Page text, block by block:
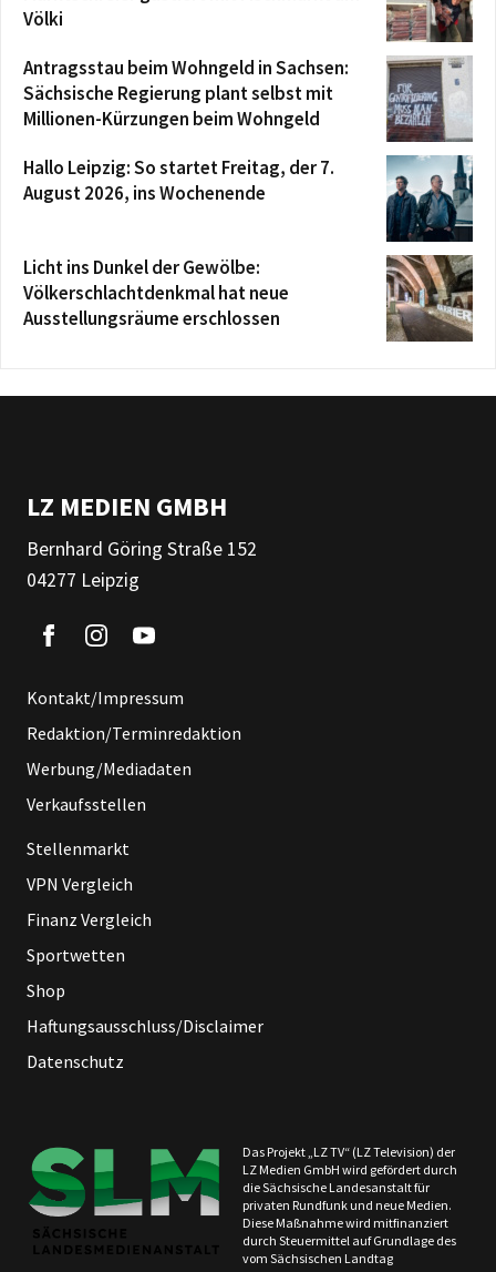
Völki
Antragsstau beim Wohngeld in Sachsen:
Sächsische Regierung plant selbst mit
Millionen-Kürzungen beim Wohngeld
Hallo Leipzig: So startet Freitag, der 7.
August 2026, ins Wochenende
Licht ins Dunkel der Gewölbe:
Völkerschlachtdenkmal hat neue
Ausstellungsräume erschlossen
LZ MEDIEN GMBH
Bernhard Göring Straße 152
04277 Leipzig
Kontakt/Impressum
Redaktion/Terminredaktion
Werbung/Mediadaten
Verkaufsstellen
Stellenmarkt
VPN Vergleich
Finanz Vergleich
Sportwetten
Shop
Haftungsausschluss/Disclaimer
Datenschutz
Das Projekt „LZ TV“ (LZ Television) der
LZ Medien GmbH wird gefördert durch
die Sächsische Landesanstalt für
privaten Rundfunk und neue Medien.
Diese Maßnahme wird mitfinanziert
durch Steuermittel auf Grundlage des
vom Sächsischen Landtag